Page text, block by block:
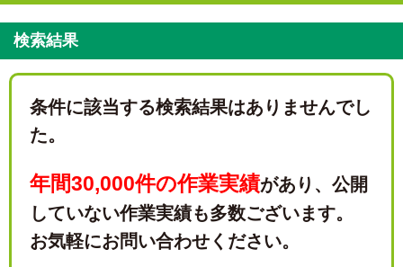
検索結果
条件に該当する検索結果はありませんでし
た。
年間30,000件の作業実績があり、 公開
していない作業実績も多数ございます。
お気軽にお問い合わせください。